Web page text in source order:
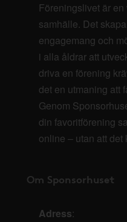
Föreningslivet är
samhälle. Det
engagemang och
i alla åldrar att
driva en förening
det en utmaning att
Genom
din favoritförening
online – utan att det
Om Sponsorhuset
Adress: